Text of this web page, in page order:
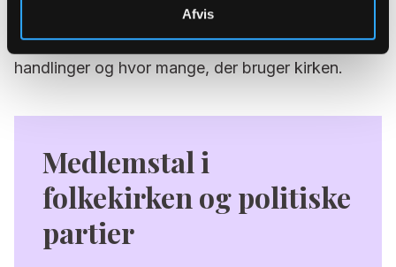
Afvis
opfordrer han til, at man kigger ud over
medlemstallet og vender blikket på kirkelige
handlinger og hvor mange, der bruger kirken.
Medlemstal i
folkekirken og politiske
partier